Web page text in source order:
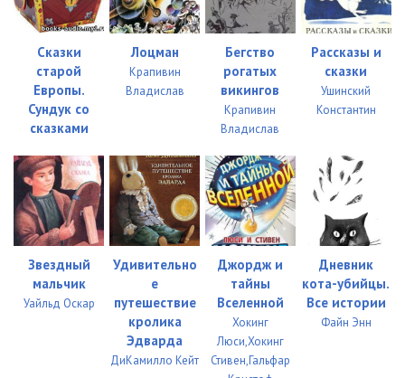
Сказки
старой
Европы.
Сундук со
сказками
Лоцман
Крапивин
Владислав
Бегство
рогатых
викингов
Крапивин
Владислав
Рассказы и
сказки
Ушинский
Константин
Звездный
мальчик
Уайльд Оскар
Удивительно
е
путешествие
кролика
Эдварда
ДиКамилло Кейт
Джордж и
тайны
Вселенной
Хокинг
Люси,Хокинг
Стивен,Гальфар
Дневник
кота-убийцы.
Все истории
Файн Энн